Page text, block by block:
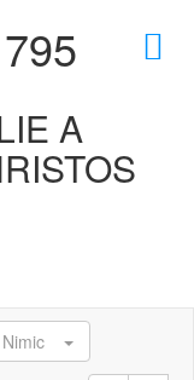
×
A
Nimic